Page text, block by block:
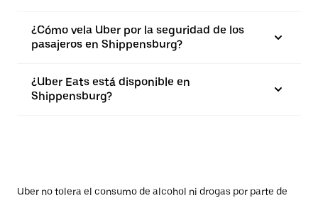
¿Cómo vela Uber por la seguridad de los
pasajeros en Shippensburg?
¿Uber Eats está disponible en
Shippensburg?
Uber no tolera el consumo de alcohol ni drogas por parte de